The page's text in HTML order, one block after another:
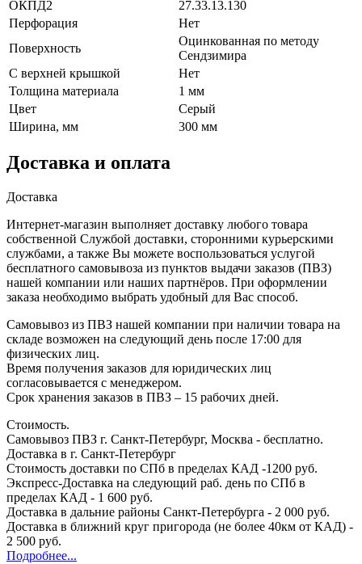
ОКПД2
27.33.13.130
Перфорация
Нет
Поверхность
Оцинкованная по методу
Сендзимира
С верхней крышкой
Нет
Толщина материала
1 мм
Цвет
Серый
Ширина, мм
300 мм
Доставка и оплата
Доставка
Интернет-магазин выполняет доставку любого товара
собственной Службой доставки, сторонними курьерскими
службами, а также Вы можете воспользоваться услугой
бесплатного самовывоза из пунктов выдачи заказов (ПВЗ)
нашей компании или наших партнёров. При оформлении
заказа необходимо выбрать удобный для Вас способ.
Самовывоз из ПВЗ нашей компании при наличии товара на
складе возможен на следующий день после 17:00 для
физических лиц.
Время получения заказов для юридических лиц
согласовывается с менеджером.
Срок хранения заказов в ПВЗ – 15 рабочих дней.
Стоимость.
Самовывоз ПВЗ г. Санкт-Петербург, Москва - бесплатно.
Доставка в г. Санкт-Петербург
Стоимость доставки по СПб в пределах КАД -1200 руб.
Экспресс-Доставка на следующий раб. день по СПб в
пределах КАД - 1 600 руб.
Доставка в дальние районы Санкт-Петербурга - 2 000 руб.
Доставка в ближний круг пригорода (не более 40км от КАД) -
2 500 руб.
Подробнее...